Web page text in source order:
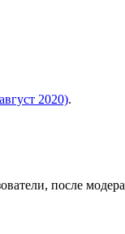
2020).
после